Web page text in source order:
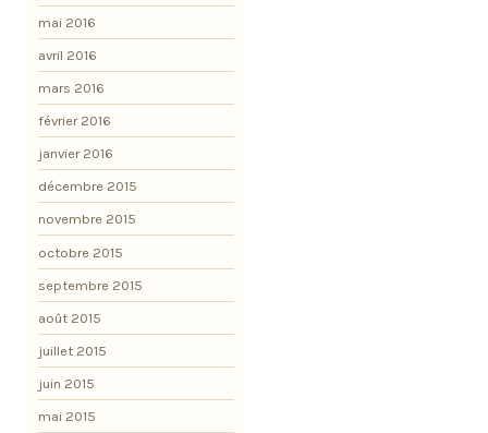
mai 2016
avril 2016
mars 2016
février 2016
janvier 2016
décembre 2015
novembre 2015
octobre 2015
septembre 2015
août 2015
juillet 2015
juin 2015
mai 2015